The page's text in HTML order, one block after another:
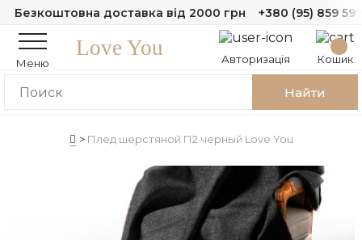
Безкоштовна доставка від 2000 грн +380 (95) 859 59
Меню
Love You Авторизація Кошик
Найти
Плед шерстяной П2 черный Love You